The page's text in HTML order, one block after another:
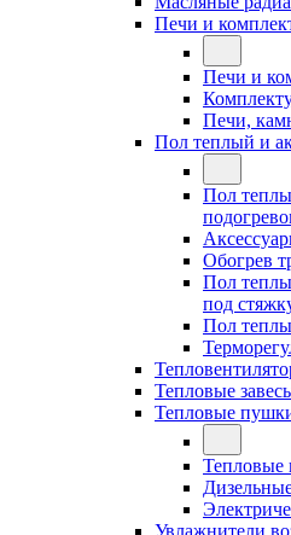
Печи и
Печи и
Печи,
Пол теплый и
Пол
Обогрев
Пол
под
Пол
Тепловые
Тепловые
Тепловые
Увлажнители